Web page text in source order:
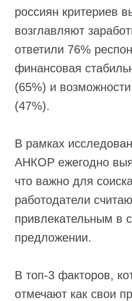
россиян критериев
возглавляют
ответили 76%
финансовая
(65%) и
(47%).
В рамках
АНКОР ежегодно
что важно для
работодатели
привлекательным в
предложении.
В топ-3 факторов,
отмечают как свои